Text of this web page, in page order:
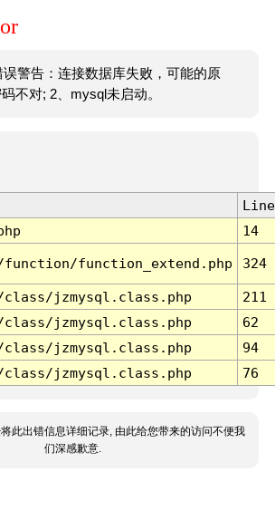
误警告：连接数据库失败，可能的原
不对; 2、mysql未启动。
Line
14
function/function_extend.php 324
class/jzmysql.class.php
211
class/jzmysql.class.php
62
class/jzmysql.class.php
94
class/jzmysql.class.php 76
此出错信息详细记录, 由此给您带来的访问不便我
们深感歉意.